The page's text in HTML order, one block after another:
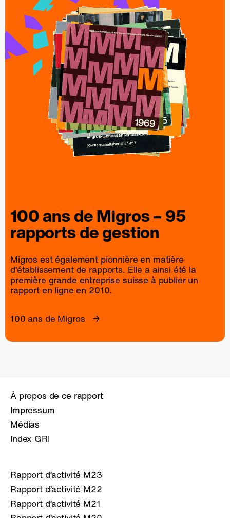
100 ans deMigros– 95
rapportsdegestion
Migros est également pionnière en matière
d’établissement de rapports. Elle a ainsi été la
première grande entreprise suisse à publier un
rapport en ligne en 2010.
100 ans de Migros
À propos de ce rapport
Impressum
Médias
Index GRI
Rapport d’activité M23
Rapport d’activité M22
Rapport d’activité M21